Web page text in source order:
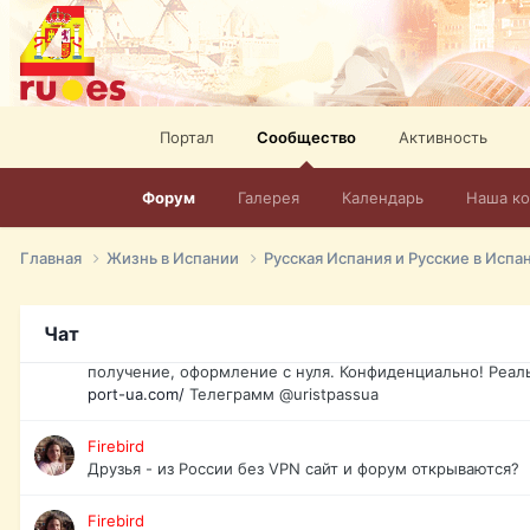
Портал Сообщество
Форум Галерея Календарь Наша
Активность
Главная Жизнь в Испании Русская Испания и Русские в
Чат
спорт, HD. + Огромная видеотека + 10.000 фильмов и
сайта. Наш сайт: http://mir-tv.club/television-in-spain.html
David16
Книги
David16
Подскажите пожалуйста, как удалить свой аккаунт из
Юрист юа
получение, оформление с нуля. Конфиденциально!
port-ua.com/ Телеграмм @uristpassua
Firebird
Друзья - из России без VPN сайт и форум открываются?
Firebird